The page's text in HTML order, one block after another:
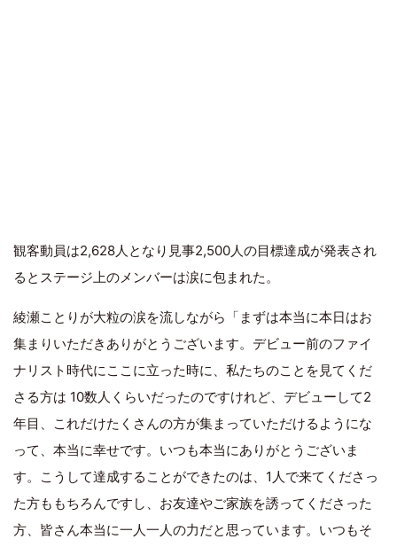
観客動員は2,628人となり見事2,500人の目標達成が発表され
るとステージ上のメンバーは涙に包まれた。
綾瀬ことりが大粒の涙を流しながら「まずは本当に本日はお
集まりいただきありがとうございます。デビュー前のファイ
ナリスト時代にここに立った時に、私たちのことを見てくだ
さる方は 10数人くらいだったのですけれど、デビューして2
年目、これだけたくさんの方が集まっていただけるようにな
って、本当に幸せです。いつも本当にありがとうございま
す。こうして達成することができたのは、1人で来てくださっ
た方ももちろんですし、お友達やご家族を誘ってくださった
方、皆さん本当に一人一人の力だと思っています。いつもそ